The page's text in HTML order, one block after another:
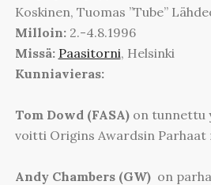
Koskinen, Tuomas ”Tube”
Milloin:2.-4.8.1996
Missä: Paasitorni, Helsinki
Kunniavieras:
Tom Dowd (FASA)on tunnettu
voitti Origins Awardsin Parhaat
Andy Chambers (GW) on